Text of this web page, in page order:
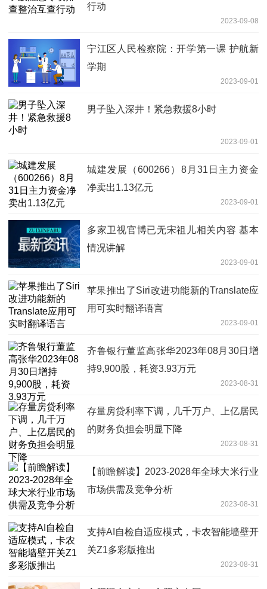
行动
2023-09-08
宁江区人民检察院：开学第一课 护航新
学期
2023-09-01
男子坠入深井！紧急救援8小时
2023-09-01
城建发展（600266）8月31日主力资金
净卖出1.13亿元
2023-09-01
多家卫视官博已无宋祖儿相关内容 基本
情况讲解
2023-09-01
苹果推出了Siri改进功能新的Translate应
用可实时翻译语言
2023-09-01
齐鲁银行董监高张华2023年08月30日增
持9,900股，耗资3.93万元
2023-08-31
存量房贷利率下调，几千万户、上亿居民
的财务负担会明显下降
2023-08-31
【前瞻解读】2023-2028年全球大米行业
市场供需及竞争分析
2023-08-31
支持AI自检自适应模式，卡农智能墙壁开
关Z1多彩版推出
2023-08-31